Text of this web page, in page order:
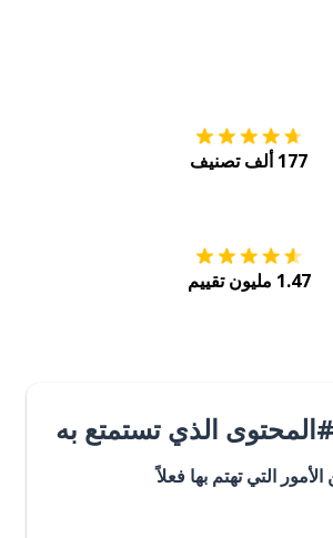
177 ألف تصنيف
1.47 مليون تقييم
الذي تستمتع به
التي تهتم بها فعلاً